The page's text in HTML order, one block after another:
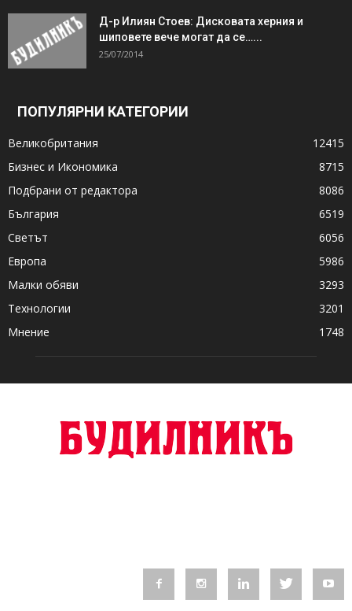
Д-р Илиян Стоев: Дисковата херния и
шиповете вече могат да се…...
25/07/2014
ПОПУЛЯРНИ КАТЕГОРИИ
Великобритания
12415
Бизнес и Икономика
8715
Подбрани от редактора
8086
България
6519
Светът
6056
Европа
5986
Малки обяви
3293
Технологии
3201
Мнение
1748